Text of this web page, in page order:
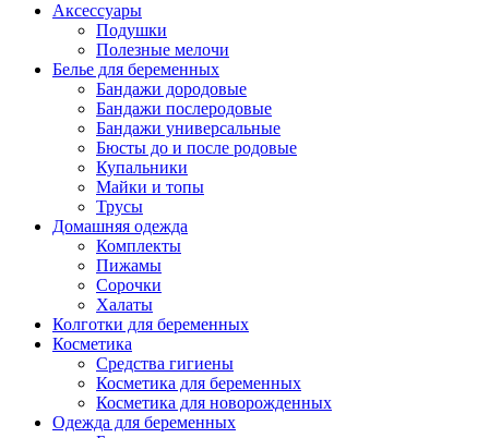
Аксессуары
Подушки
Полезные мелочи
Белье для беременных
Бандажи дородовые
Бандажи послеродовые
Бандажи универсальные
Бюсты до и после родовые
Купальники
Майки и топы
Трусы
Домашняя одежда
Комплекты
Пижамы
Сорочки
Халаты
Колготки для беременных
Косметика
Cредства гигиены
Косметика для беременных
Косметика для новорожденных
Одежда для беременных